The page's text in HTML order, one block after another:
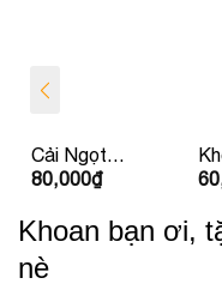
Cải Ngọt
Nhật
80,000₫
Khoan bạn ơi,
nè